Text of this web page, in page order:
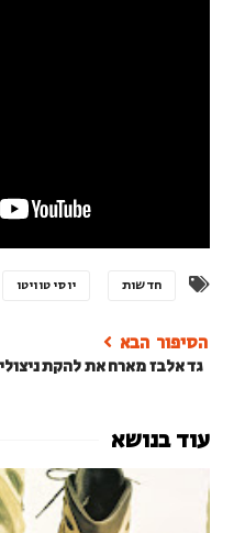
חדשות יוסי טוויטו
גד אלבז מארח את להקת